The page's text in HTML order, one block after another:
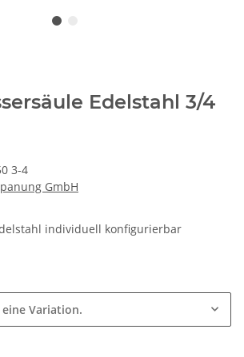
Edelstahl 3/4
3-4
GmbH
individuell konfigurierbar
Variation.